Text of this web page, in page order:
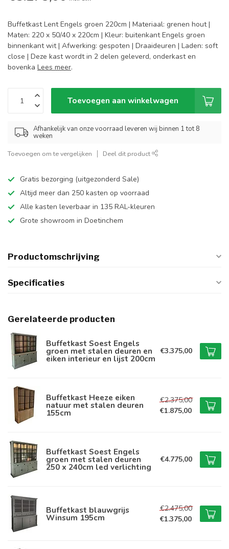
Buffetkast Lent Engels groen 220cm | Materiaal: grenen hout |
Maten: 220 x 50/40 x 220cm | Kleur: buitenkant Engels groen
binnenkant wit | Afwerking: gespoten | Draaideuren | Laden: soft
close | Deze kast wordt in 2 delen geleverd, onderkast en
bovenka Lees meer.
Toevoegen aan winkelwagen
Afhankelijk van onze voorraad leveren wij binnen 1 tot 8
weken
Toevoegen om te vergelijken Deel dit product
Gratis bezorging (uitgezonderd Sale)
Altijd meer dan 250 kasten op voorraad
Alle kasten leverbaar in 135 RAL-kleuren
Grote showroom in Doetinchem
Productomschrijving
Specificaties
Gerelateerde producten
Buffetkast Soest Engels
groen met stalen deuren en
eiken interieur en lijst 200cm
€3.375,00
Buffetkast Heeze eiken
natuur met stalen deuren
155cm
€2.375,00
€1.875,00
Buffetkast Soest Engels
groen met stalen deuren
250 x 240cm led verlichting
€4.775,00
Buffetkast blauwgrijs
Winsum 195cm
€2.475,00
€1.375,00